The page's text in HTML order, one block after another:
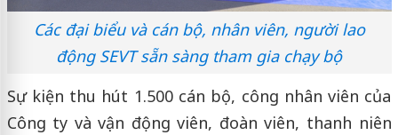
Các đại biểu và cán bộ, nhân viên, người lao
động SEVT sẵn sàng tham gia chạy bộ
Sự kiện thu hút 1.500 cán bộ, công nhân viên của
Công ty và vận động viên, đoàn viên, thanh niên